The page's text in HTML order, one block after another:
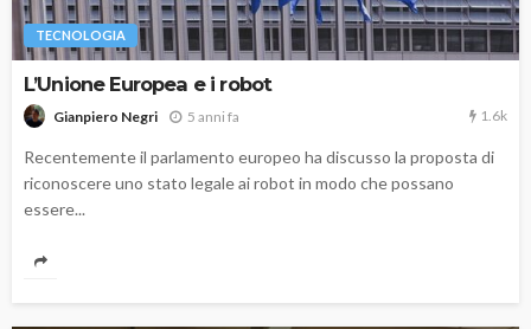
TECNOLOGIA
L’Unione Europea e i robot
Gianpiero Negri 5 anni fa 1.6k
Recentemente il parlamento europeo ha discusso la proposta di
riconoscere uno stato legale ai robot in modo che possano
essere...